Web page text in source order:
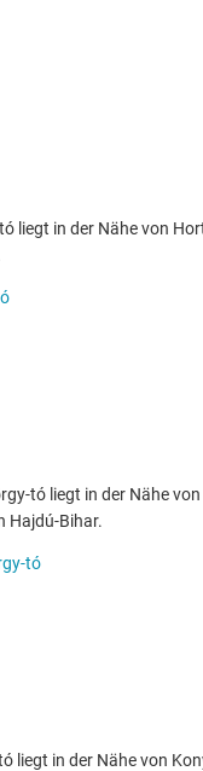
liegt in der Nähe von
tó liegt in der Nähe von
Hajdú-Bihar.
tó
liegt in der Nähe von